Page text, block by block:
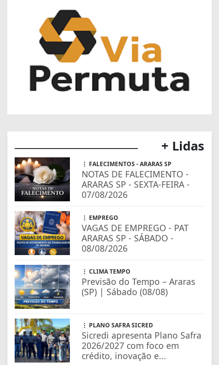
+ Lidas
FALECIMENTOS - ARARAS SP
NOTAS DE FALECIMENTO -
ARARAS SP - SEXTA-FEIRA -
07/08/2026
EMPREGO
VAGAS DE EMPREGO - PAT
ARARAS SP - SÁBADO -
08/08/2026
CLIMA TEMPO
Previsão do Tempo – Araras
(SP) | Sábado (08/08)
PLANO SAFRA SICRED
Sicredi apresenta Plano Safra
2026/2027 com foco em
crédito, inovação e...